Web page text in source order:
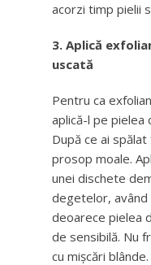
acorzi timp pielii
3. Aplică
uscată
Pentru ca
aplică-l pe pielea
După ce ai
prosop moale.
unei dischete
degetelor, având
deoarece pielea
de sensibilă. Nu
cu mișcări blânde.